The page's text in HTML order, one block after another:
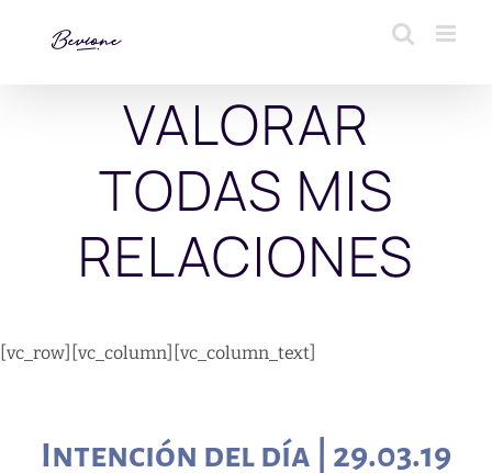
VALORAR
TODAS MIS
RELACIONES
[vc_row][vc_column][vc_column_text]
Intención del día | 29.03.19